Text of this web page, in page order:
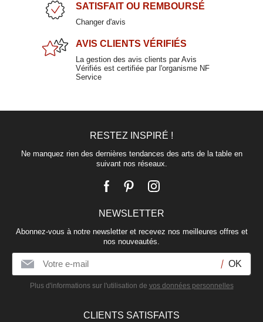
SATISFAIT OU REMBOURSÉ
Changer d'avis
AVIS CLIENTS VÉRIFIÉS
La gestion des avis clients par Avis
Vérifiés est certifiée par l'organisme NF
Service
RESTEZ INSPIRÉ !
Ne manquez rien des dernières tendances des arts de la table en
suivant nos réseaux.
NEWSLETTER
Abonnez-vous à notre newsletter et recevez nos meilleures offres et
nos nouveautés.
Plus d'informations sur l'utilisation de vos données personnelles
CLIENTS SATISFAITS